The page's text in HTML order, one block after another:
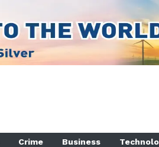
Crime Business